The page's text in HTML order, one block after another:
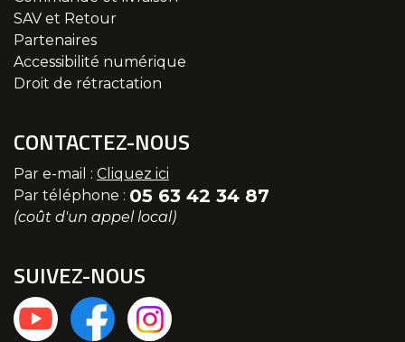
SAV et Retour
Partenaires
Accessibilité numérique
Droit de rétractation
CONTACTEZ-NOUS
Par e-mail : Cliquez ici
Par téléphone : 05 63 42 34 87
(coût d'un appel local)
SUIVEZ-NOUS